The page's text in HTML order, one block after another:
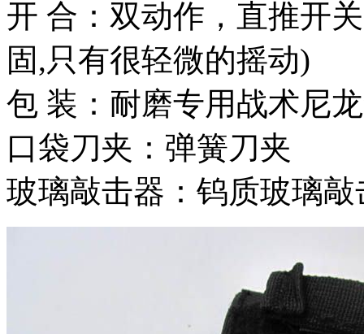
开 合：双动作，直推开
固,只有很轻微的摇动)
包 装：耐磨专用战术尼
口袋刀夹：弹簧刀夹
玻璃敲击器：钨质玻璃敲